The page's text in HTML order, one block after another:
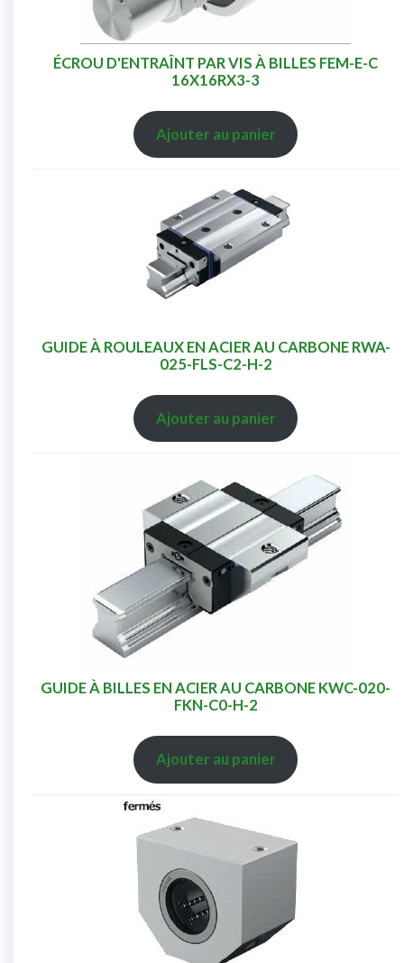
ÉCROU D'ENTRAÎNT PAR VIS À BILLES FEM-E-C
16X16RX3-3
Ajouter au panier
GUIDE À ROULEAUX EN ACIER AU CARBONE RWA-
025-FLS-C2-H-2
Ajouter au panier
GUIDE À BILLES EN ACIER AU CARBONE KWC-020-
FKN-C0-H-2
Ajouter au panier